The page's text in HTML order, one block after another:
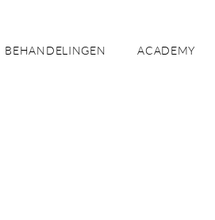
BEHANDELINGEN ACADEMY